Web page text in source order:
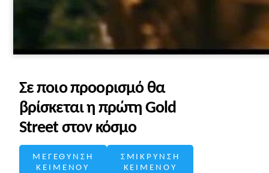
Σε ποιο προορισμό θα
βρίσκεται η πρώτη Gold
Street στον κόσμο
ΜΕΓΕΘΥΝΣΗ
ΚΕΙΜΕΝΟΥ
ΣΜΙΚΡΥΝΣΗ
ΚΕΙΜΕΝΟΥ